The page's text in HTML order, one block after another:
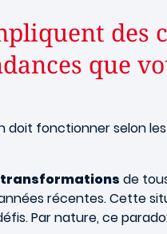
des
que
doit fonctionner selon
transformations de
récentes. Cette
Par nature, ce